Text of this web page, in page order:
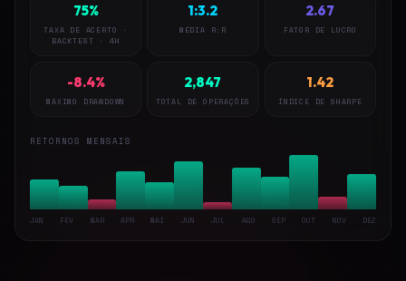
75%
TAXA DE ACERTO ·
BACKTEST · 4H
1:3.2
MÉDIA R:R
2.67
FATOR DE LUCRO
-8.4%
MÁXIMO DRAWDOWN
2,847
TOTAL DE OPERAÇÕES
1.42
ÍNDICE DE SHARPE
RETORNOS MENSAIS
JAN FEV MAR APR MAI JUN JUL AGO SEP OUT NOV DEZ